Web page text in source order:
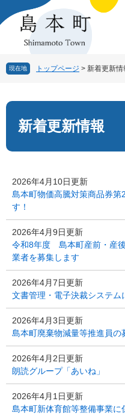
ー
。
ニ
て
へ
現在地 トップページ > 新着更新情
文
新着更新情報
2026年4月10日更新
島本町物価高騰対策商品券第
す！
2026年4月9日更新
令和8年度 島本町産前・産
業者を募集します
2026年4月7日更新
文書管理・電子決裁システム
2026年4月3日更新
島本町廃棄物減量等推進員の
2026年4月2日更新
朗読グループ「あいね」
2026年4月1日更新
島本町新体育館等整備事業